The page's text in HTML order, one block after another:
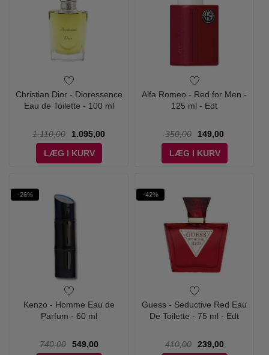
Christian Dior - Dioressence
Eau de Toilette - 100 ml
1.110,00
1.095,00
LÆG I KURV
Alfa Romeo - Red for Men -
125 ml - Edt
350,00
149,00
LÆG I KURV
-26%
Kenzo - Homme Eau de
Parfum - 60 ml
740,00
549,00
-42%
Guess - Seductive Red Eau
De Toilette - 75 ml - Edt
410,00
239,00